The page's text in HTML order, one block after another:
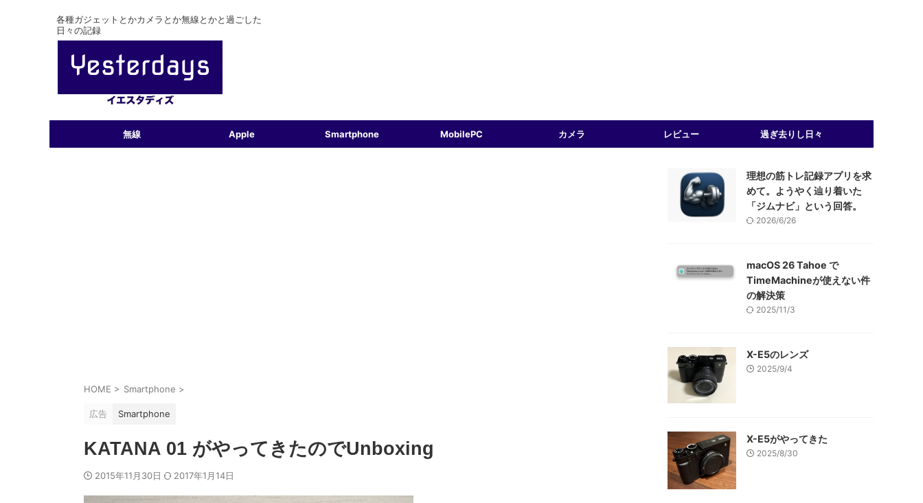
各種ガジェットとかカメラとか無線とかと過ごした
日々の記録
無線 Apple Smartphone MobilePC カメラ レビュー 過ぎ去りし日々
HOME > Smartphone >
広告 Smartphone
KATANA 01 がやってきたのでUnboxing
2015年11月30日 2017年1月14日
理想の筋トレ記録アプリを求
めて。ようやく辿り着いた
「ジムナビ」という回答。
2026/6/26
macOS 26 Tahoe で
TimeMachineが使えない件
の解決策
2025/11/3
X-E5のレンズ
2025/9/4
X-E5がやってきた
2025/8/30